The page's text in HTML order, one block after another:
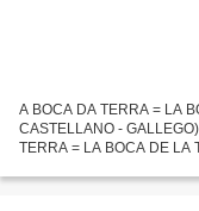
A BOCA DA TERRA = LA
CASTELLANO -
TERRA = LA BOCA DE LA
CASTELLANO Formatos: